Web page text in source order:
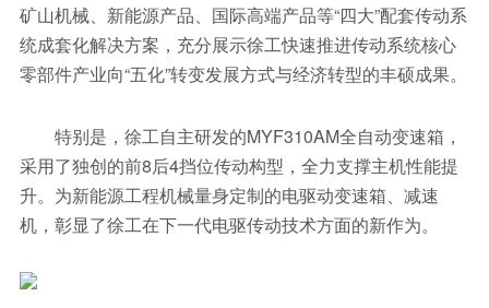
矿山机械、新能源产品、国际高端产品等“四大”配套传动系
统成套化解决方案，充分展示徐工快速推进传动系统核心
零部件产业向“五化”转变发展方式与经济转型的丰硕成果。
特别是，徐工自主研发的MYF310AM全自动变速箱，
采用了独创的前8后4挡位传动构型，全力支撑主机性能提
升。为新能源工程机械量身定制的电驱动变速箱、减速
机，彰显了徐工在下一代电驱传动技术方面的新作为。